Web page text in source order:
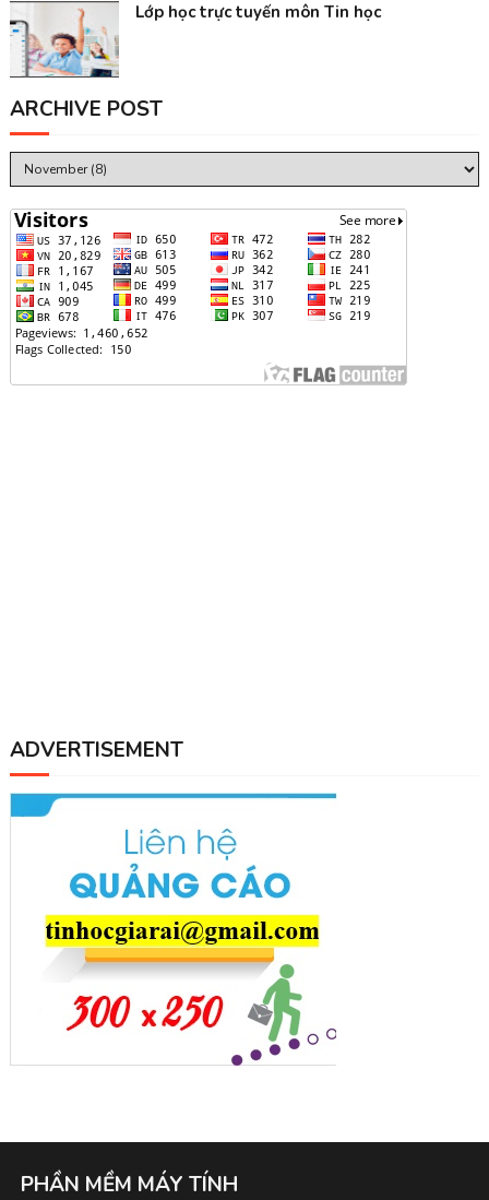
Lớp học trực tuyến môn Tin học
ARCHIVE POST
ADVERTISEMENT
PHẦN MỀM MÁY TÍNH